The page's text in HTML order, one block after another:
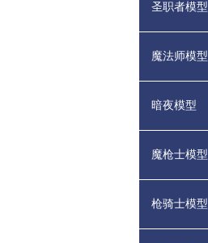
圣职者模型
魔法师模型
暗夜模型
魔枪士模型
枪骑士模型